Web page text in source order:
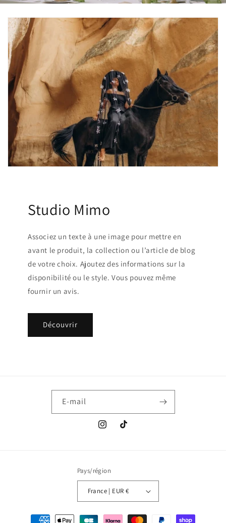
Studio Mimo
Associez un texte à une image pour mettre en
avant le produit, la collection ou l’article de blog
de votre choix. Ajoutez des informations sur la
disponibilité ou le style. Vous pouvez même
fournir un avis.
Découvrir
E-mail
InstagramTikTok
Pays/région
France | EUR €
Moyens